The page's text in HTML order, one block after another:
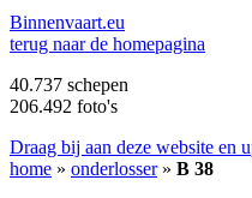
Binnenvaart.eu
terug naar de homepagina
40.737 schepen
206.492 foto's
Draag bij aan deze website en
home » onderlosser» B 38